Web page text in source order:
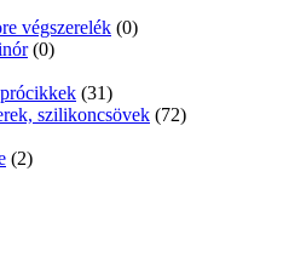
végszerelék (0)
(0)
(31)
szilikoncsövek (72)
(2)